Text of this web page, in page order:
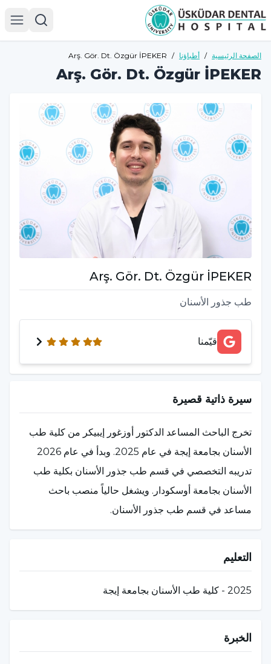
الصفحة الرئيسية / أطباؤنا /
Arş. Gör. Dt. Özgür İPEKER
Arş. Gör. Dt. Özgür İPEKER
Arş. Gör. Dt. Özgür İPEKER
طب جذور الأسنان
قيّمنا
سيرة ذاتية قصيرة
تخرج الباحث المساعد الدكتور أوزغور إيبيكر من كلية طب
الأسنان بجامعة إيجة في عام 2025. وبدأ في عام 2026
تدريبه التخصصي في قسم طب جذور الأسنان بكلية طب
الأسنان بجامعة أوسكودار. ويشغل حالياً منصب باحث
مساعد في قسم طب جذور الأسنان.
التعليم
2025 - كلية طب الأسنان بجامعة إيجة
الخبرة